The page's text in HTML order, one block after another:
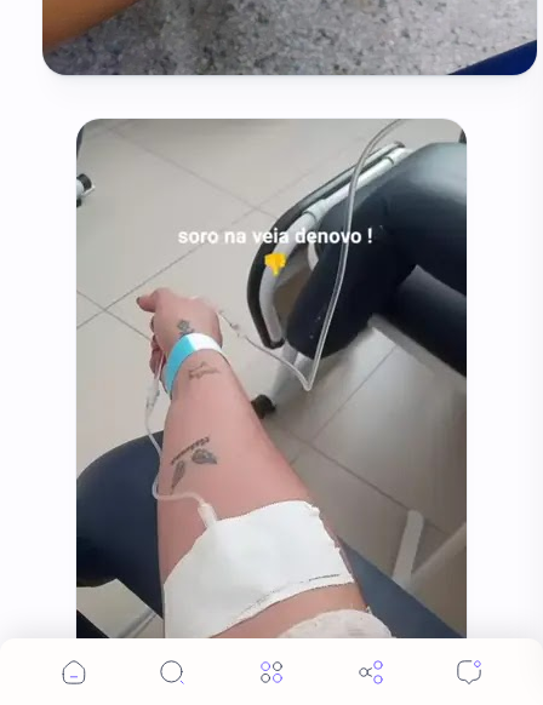
Cookie Consent
We serve cookies on this site to analyze traffic,
remember your preferences, and optimize your
experience.
Accept More Details